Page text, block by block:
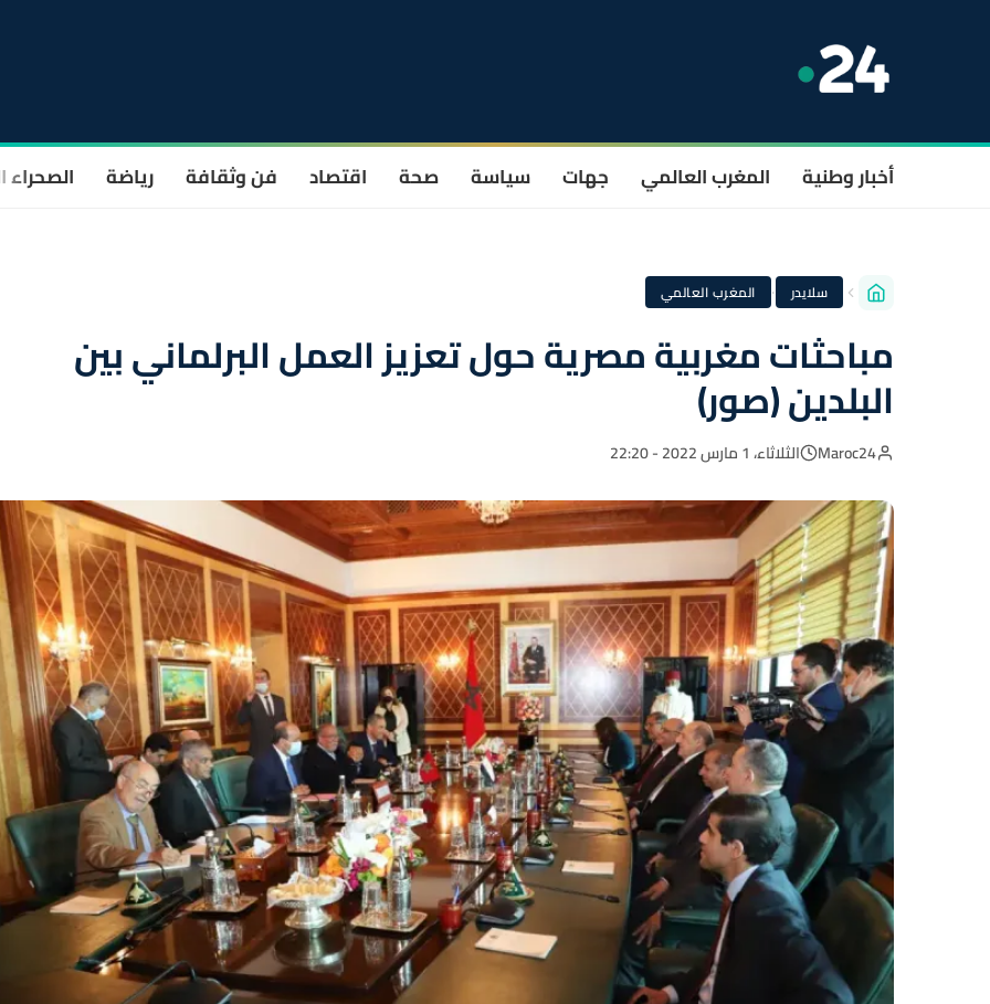
أخبار وطنية المغرب العالمي جهات سياسة صحة اقتصاد فن وثقافة رياضة الصحراء
سلايدر · المغرب العالمي
مباحثات مغربية مصرية حول تعزيز العمل البرلماني بين
البلدين (صور)
Maroc24 الثلاثاء، 1 مارس 2022 - 22:20